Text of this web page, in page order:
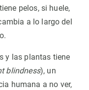
pelos, si huele,
a lo largo del
y las plantas tiene
blindness), un
humana a no ver,